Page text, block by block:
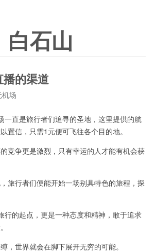
白石山
播的渠道
机场
直是旅行者们追寻的圣地，这里提供的航
置信，只需1元便可飞往各个目的地。
争更是激烈，只有幸运的人才能有机会获
行者们便能开始一场别具特色的旅程，探
的起点，更是一种态度和精神，敢于追求
世界就会在脚下展开无穷的可能。